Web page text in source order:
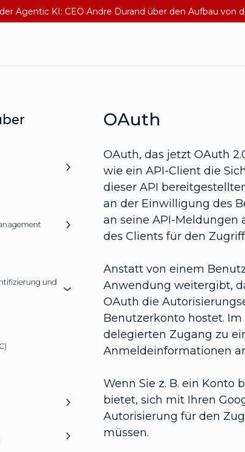
Agentic KI: CEO Andre Durand über den Aufbau von
und
OAuth
OAuth, das jetzt OAuth
wie ein API-Client die
dieser API
an der Einwilligung des
an seine API-Meldungen
des Clients für den
Anstatt von einem
Anwendung weitergibt,
OAuth die
Benutzerkonto hostet.
delegierten Zugang zu
Anmeldeinformationen
Wenn Sie z. B. ein
bietet, sich mit Ihren
Autorisierung für den
müssen.